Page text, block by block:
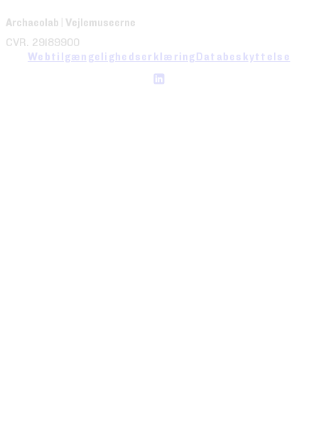
Archaeolab | Vejlemuseerne
CVR. 29189900
WebtilgængelighedserklæringDatabeskyttelse